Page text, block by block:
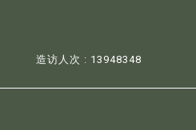
造访人次 : 13948348